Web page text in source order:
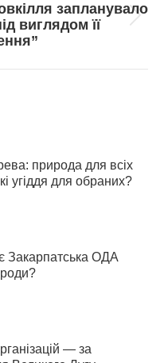
запланувало
виглядом її
природа для всіх
угіддя для обраних?
Закарпатська ОДА
— за